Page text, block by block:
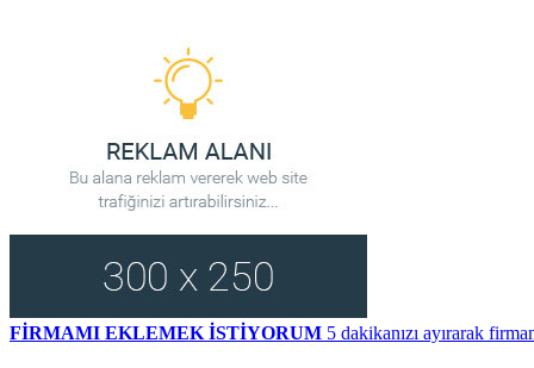
FİRMAMI EKLEMEK İSTİYORUM 5 dakikanızı ayırarak